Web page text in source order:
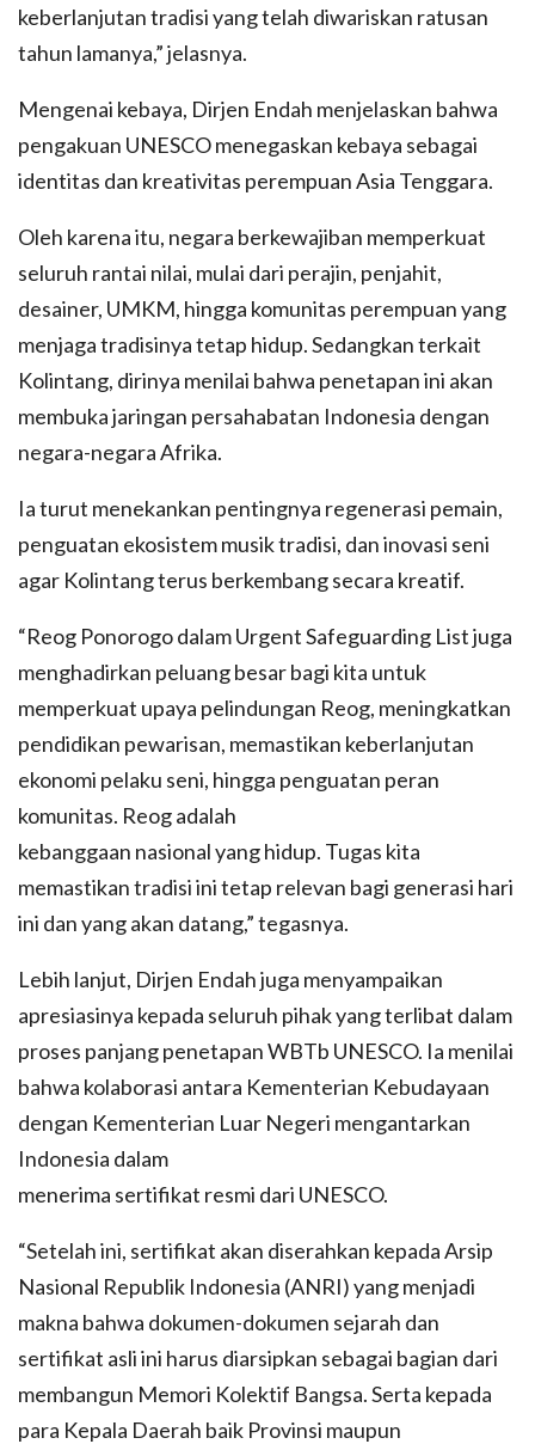
keberlanjutan tradisi yang telah diwariskan ratusan
tahun lamanya,” jelasnya.
Mengenai kebaya, Dirjen Endah menjelaskan bahwa
pengakuan UNESCO menegaskan kebaya sebagai
identitas dan kreativitas perempuan Asia Tenggara.
Oleh karena itu, negara berkewajiban memperkuat
seluruh rantai nilai, mulai dari perajin, penjahit,
desainer, UMKM, hingga komunitas perempuan yang
menjaga tradisinya tetap hidup. Sedangkan terkait
Kolintang, dirinya menilai bahwa penetapan ini akan
membuka jaringan persahabatan Indonesia dengan
negara-negara Afrika.
Ia turut menekankan pentingnya regenerasi pemain,
penguatan ekosistem musik tradisi, dan inovasi seni
agar Kolintang terus berkembang secara kreatif.
“Reog Ponorogo dalam Urgent Safeguarding List juga
menghadirkan peluang besar bagi kita untuk
memperkuat upaya pelindungan Reog, meningkatkan
pendidikan pewarisan, memastikan keberlanjutan
ekonomi pelaku seni, hingga penguatan peran
komunitas. Reog adalah
kebanggaan nasional yang hidup. Tugas kita
memastikan tradisi ini tetap relevan bagi generasi hari
ini dan yang akan datang,” tegasnya.
Lebih lanjut, Dirjen Endah juga menyampaikan
apresiasinya kepada seluruh pihak yang terlibat dalam
proses panjang penetapan WBTb UNESCO. Ia menilai
bahwa kolaborasi antara Kementerian Kebudayaan
dengan Kementerian Luar Negeri mengantarkan
Indonesia dalam
menerima sertifikat resmi dari UNESCO.
“Setelah ini, sertifikat akan diserahkan kepada Arsip
Nasional Republik Indonesia (ANRI) yang menjadi
makna bahwa dokumen-dokumen sejarah dan
sertifikat asli ini harus diarsipkan sebagai bagian dari
membangun Memori Kolektif Bangsa. Serta kepada
para Kepala Daerah baik Provinsi maupun